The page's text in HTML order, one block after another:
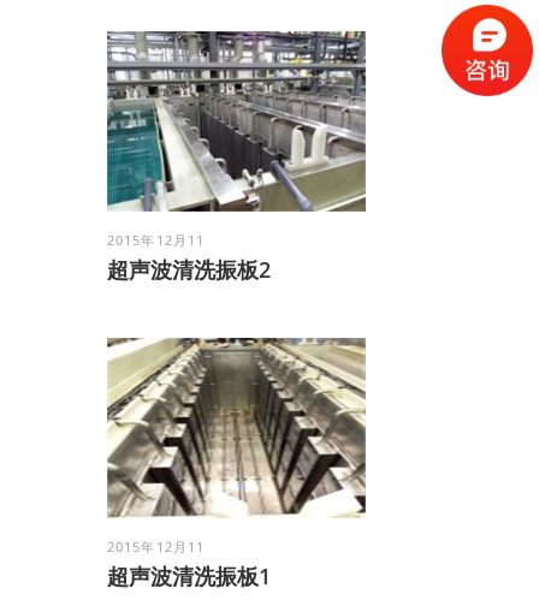
2015年12月11
超声波清洗振板2
2015年12月11
超声波清洗振板1